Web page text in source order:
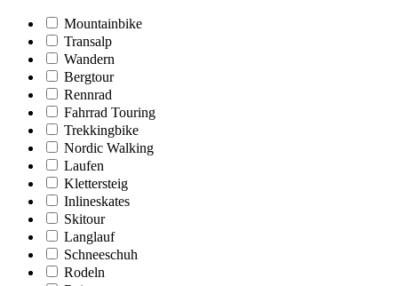
Mountainbike
Transalp
Wandern
Bergtour
Rennrad
Fahrrad Touring
Trekkingbike
Nordic Walking
Laufen
Klettersteig
Inlineskates
Skitour
Langlauf
Schneeschuh
Rodeln